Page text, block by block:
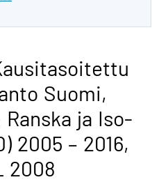
Suomi,
ja Iso-
2005 – 2016,
2008